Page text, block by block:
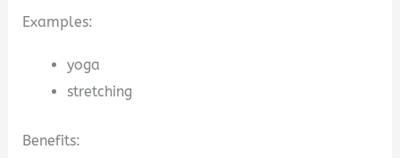
Examples:
yoga
stretching
Benefits: